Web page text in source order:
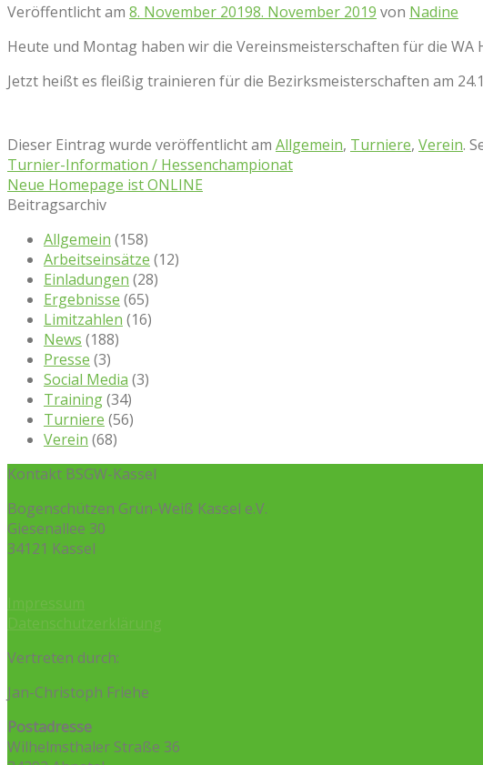
Veröffentlicht am 8. November 20198. November 2019 von Nadine
Heute und Montag haben wir die Vereinsmeisterschaften für die WA
Jetzt heißt es fleißig trainieren für die Bezirksmeisterschaften am
Dieser Eintrag wurde veröffentlicht am Allgemein, Turniere, Verein.
Turnier-Information / Hessenchampionat
Neue Homepage ist ONLINE
Beitragsarchiv
Allgemein (158)
Arbeitseinsätze (12)
Einladungen (28)
Ergebnisse (65)
Limitzahlen (16)
News (188)
Presse (3)
Social Media (3)
Training(34)
Turniere (56)
Verein (68)
Kontakt BSGW-Kassel
Bogenschützen Grün-Weiß Kassel e.V.
Giesenallee 30
34121 Kassel
Impressum
Datenschutzerklärung
Vertreten durch:
Jan-Christoph Friehe
Postadresse
Wilhelmsthaler Straße 36